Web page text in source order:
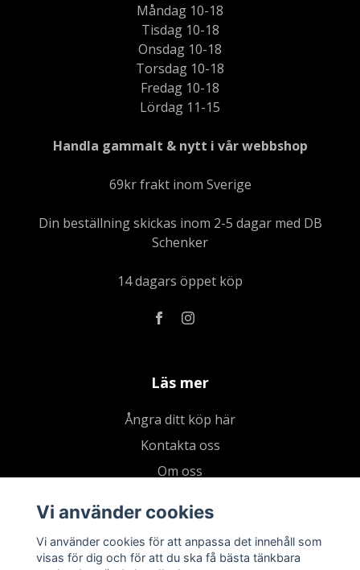
Måndag 10-18
Tisdag 10-18
Onsdag 10-18
Torsdag 10-18
Fredag 10-18
Lördag 11-15
Handla gammalt & nytt i vår webbshop
69kr frakt inom Sverige
Din beställning skickas inom 2-5 dagar med DB
Schenker
14 dagars öppet köp
Läs mer
Ångra ditt köp här
Kontakta oss
Om oss
Kundklubb
Presentkort
Vi använder cookies
Vi använder cookies för att anpassa det innehåll som
visas för dig och för att du ska få bästa tänkbara